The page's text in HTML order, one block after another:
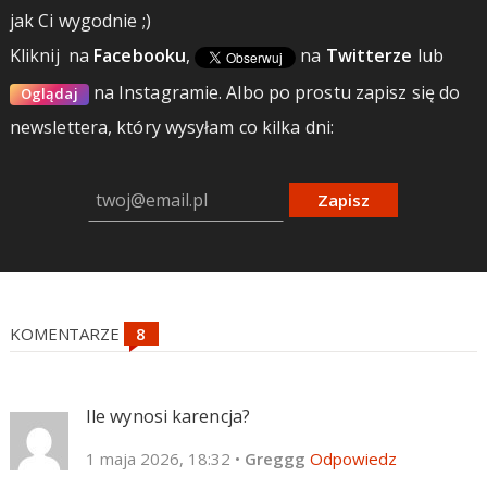
jak Ci wygodnie ;)
Kliknij na Facebooku, na Twitterze lub
Oglądaj na Instagramie.Albo po prostu zapisz się do
newslettera, który wysyłam co kilka dni:
Zapisz
KOMENTARZE
Ile wynosi karencja?
1 maja 2026, 18:32 • Greggg Odpowiedz